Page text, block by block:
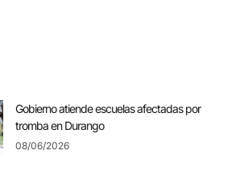
Gobierno atiende escuelas afectadas por
tromba en Durango
08/06/2026